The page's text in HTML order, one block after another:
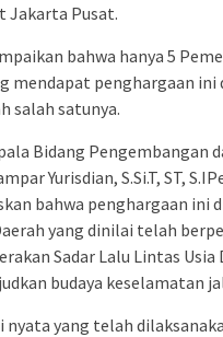
Jakarta Pusat.
bahwa hanya 5
mendapat penghargaan ini
salah satunya.
Bidang Pengembangan
Yurisdian, S.Si.T, ST,
bahwa penghargaan ini
yang dinilai telah
Sadar Lalu Lintas Usia
budaya keselamatan
yang telah